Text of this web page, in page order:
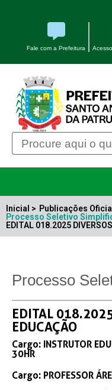
Fale com a Prefeitura
Inicial > Publicações
Processo Seletivo
EDITAL 018.2025
Processo
EDITAL
EDUCAÇÃO
Cargo: INSTRUTOR
30HR
Cargo: PROFESSOR